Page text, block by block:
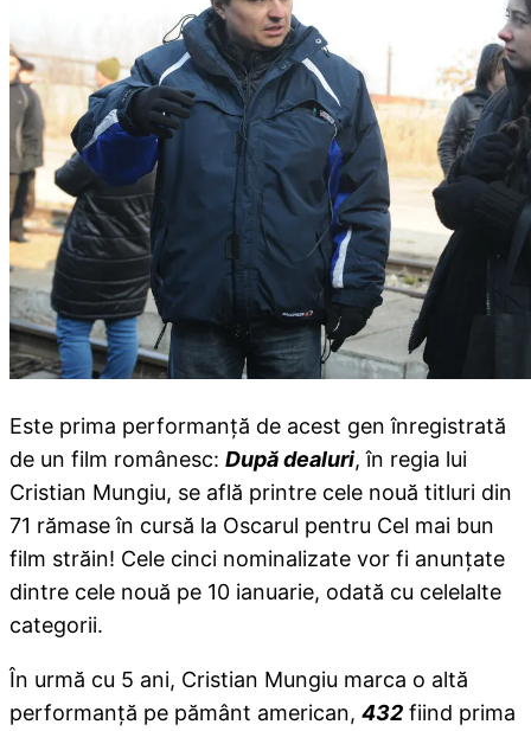
Este prima performanţă de acest gen înregistrată
de un film românesc: După dealuri, în regia lui
Cristian Mungiu, se află printre cele nouă titluri din
71 rămase în cursă la Oscarul pentru Cel mai bun
film străin! Cele cinci nominalizate vor fi anunţate
dintre cele nouă pe 10 ianuarie, odată cu celelalte
categorii.
În urmă cu 5 ani, Cristian Mungiu marca o altă
performanţă pe pământ american, 432 fiind prima